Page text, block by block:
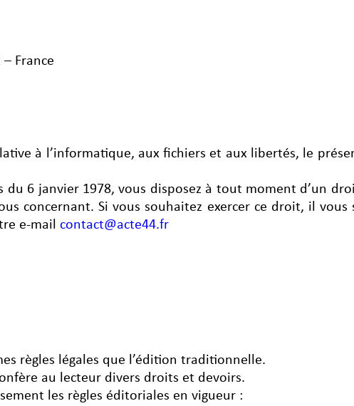
France
à l’informatique, aux fichiers et aux libertés, le
6 janvier 1978, vous disposez à tout moment d’un
concernant. Si vous souhaitez exercer ce droit, il
e-mail contact@acte44.fr
règles légales que l’édition traditionnelle.
au lecteur divers droits et devoirs.
les règles éditoriales en vigueur :